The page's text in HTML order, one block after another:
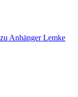
Anhänger Lemke